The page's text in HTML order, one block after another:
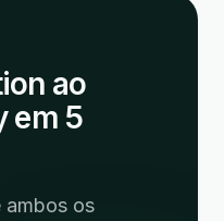
ao
em 5
ambos os